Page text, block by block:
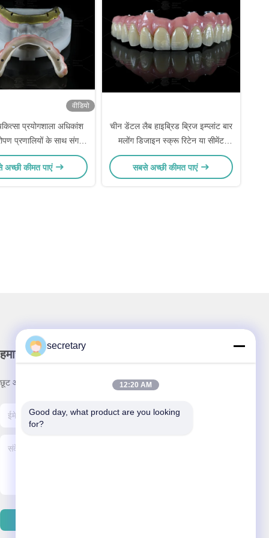
वीडियो
प्रयोगशाला अधिकांश
प्रणालियों के साथ संगत
पर 72 घंटे में उपलब्ध है
और तकनीकी मापदंडों की
अच्छी कीमत पाएं
चीन डेंटल लैब हाइब्रिड ब्रिज इम्प्लांट बार
मलोंग डिजाइन स्क्रू रिटेन या सीमेंट
इंस्टॉलेशन विधि सटीक दंत अनुप्रयोगों के
लिए
सबसे अच्छी कीमत पाएं
हमारा समाचार पत्र
छूट और अधिक के लिए हमारे न्यूज़लेटर की सदस्यता लें।
secretary
12:20 AM
Good day, what product are you looking
for?